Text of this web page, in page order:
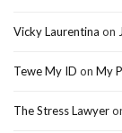
Vicky Laurentina on
Tewe My ID on My
The Stress Lawyer